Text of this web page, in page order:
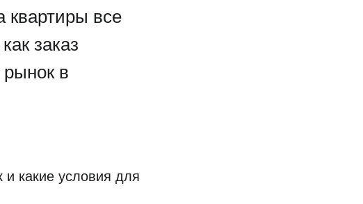
квартиры все
заказ
в
и какие условия для